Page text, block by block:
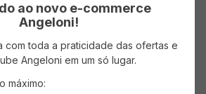
Todos
ao novo e-commerce
Angeloni!
com toda a praticidade das ofertas e
Angeloni em um só lugar.
máximo: